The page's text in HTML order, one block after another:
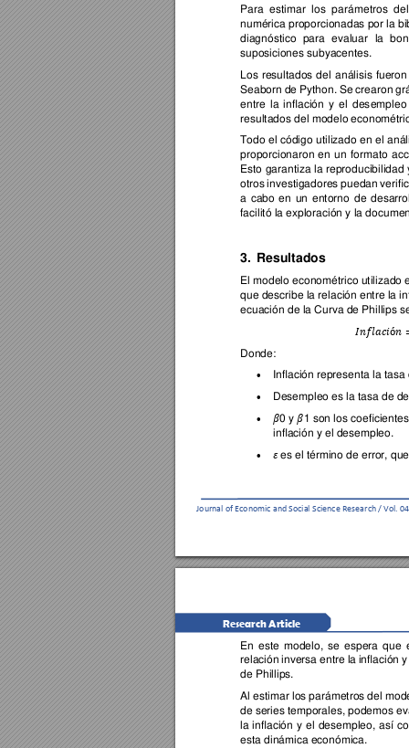
Journal of Economic and Social Science Research / Vol.
Para estimar los parámetros
numérica proporcionadas por la
diagnóstico para evaluar la
suposiciones subyacentes.
Los resultados del análisis
Seaborn de Python. Se crearon
entre la inflación y el desempleo
resultados del modelo
Todo el código utilizado en el an
proporcionaron en un formato
Esto garantiza la reproducibilidad
otros investigadores puedan
a cabo en un entorno de
facilitó la exploración y la
3. Resultados
El modelo econométrico utilizado
que describe la relación entre la
ecuación de la Curva de Phillips
𝐼𝑛𝑓𝑙𝑎𝑐𝑖ó𝑛
Donde:
• Inflación representa la
• Desempleo es la tasa de
• 𝛽0 y 𝛽1 son los coeficien
inflación y el desempleo.
• 𝜀 es el término de error,
Research Article
En este modelo, se espera que
relación inversa entre la inflación
de Phillips.
Al estimar los parámetros del
de series temporales, podemos
la inflación y el desempleo, así
esta dinámica económica.